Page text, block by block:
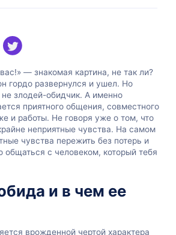
— знакомая картина, не так ли?
гордо развернулся и ушел. Но
злодей-обидчик. А именно
приятного общения, совместного
и работы. Не говоря уже о том, что
неприятные чувства. На самом
чувства пережить без потерь и
общаться с человеком, который тебя
и в чем ее
врожденной чертой характера